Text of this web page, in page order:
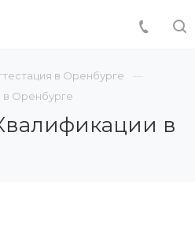
в Оренбурге
Оренбурге
в